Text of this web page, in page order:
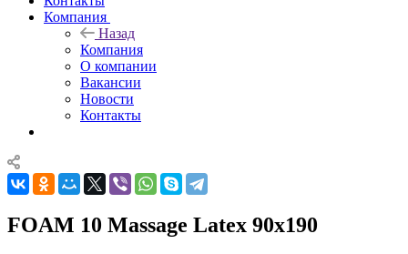
Компания
Назад
Компания
О компании
Вакансии
Новости
Контакты
FOAM 10 Massage Latex 90x190